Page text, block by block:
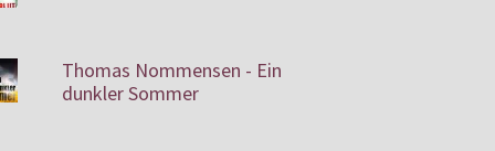
Thomas Nommensen - Ein
dunkler Sommer